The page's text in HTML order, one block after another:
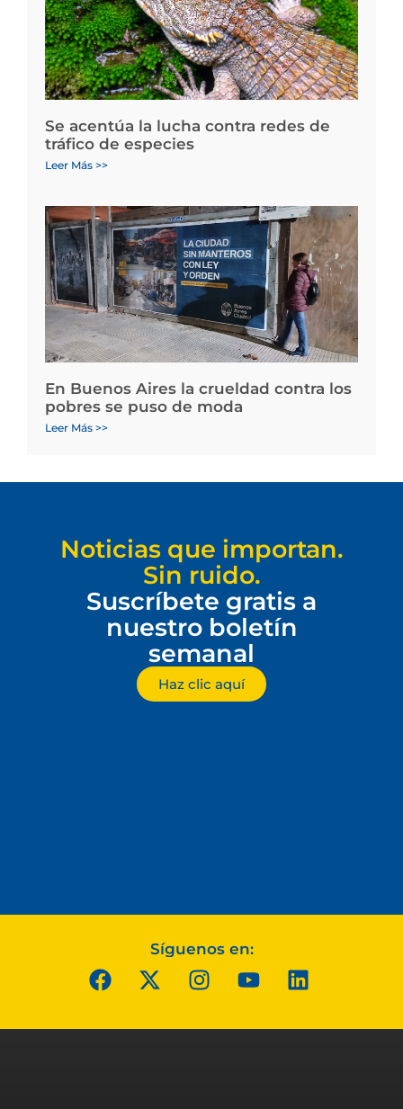
Se acentúa la lucha contra redes de
tráfico de especies
Leer Más >>
En Buenos Aires la crueldad contra los
pobres se puso de moda
Leer Más >>
Noticias que importan.
Sin ruido.
Suscríbete gratis a
nuestro boletín
semanal
Haz clic aquí
Síguenos en: